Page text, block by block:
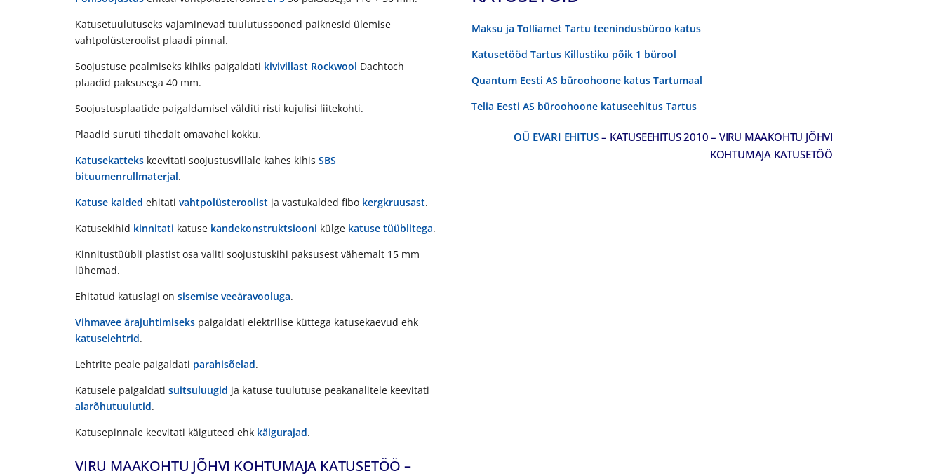
Katusetuulutuseks vajaminevad tuulutussooned paiknesid ülemise
vahtpolüsteroolist plaadi pinnal.
Soojustuse pealmiseks kihiks paigaldati kivivillast Rockwool Dachtoch
plaadid paksusega 40 mm.
Soojustusplaatide paigaldamisel välditi risti kujulisi liitekohti.
Plaadid suruti tihedalt omavahel kokku.
Katusekatteks keevitati soojustusvillale kahes kihis SBS
bituumenrullmaterjal.
Katuse kalded ehitati vahtpolüsteroolist ja vastukalded fibo kergkruusast.
Katusekihid kinnitati katuse kandekonstruktsiooni külge katuse tüüblitega.
Kinnitustüübli plastist osa valiti soojustuskihi paksusest vähemalt 15 mm
lühemad.
Ehitatud katuslagi on sisemise veeäravooluga.
Vihmavee ärajuhtimiseks paigaldati elektrilise küttega katusekaevud ehk
katuselehtrid.
Lehtrite peale paigaldati parahisõelad.
Katusele paigaldati suitsuluugid ja katuse tuulutuse peakanalitele keevitati
alarõhutuulutid.
Katusepinnale keevitati käiguteed ehk käigurajad.
VIRU MAAKOHTU JÕHVI KOHTUMAJA KATUSETÖÖ –
Maksu ja Tolliamet Tartu teenindusbüroo katus
Katusetööd Tartus Killustiku põik 1 bürool
Quantum Eesti AS büroohoone katus Tartumaal
Telia Eesti AS büroohoone katuseehitus Tartus
OÜ EVARI EHITUS– KATUSEEHITUS 2010 – VIRU MAAKOHTU JÕHVI
KOHTUMAJA KATUSETÖÖ